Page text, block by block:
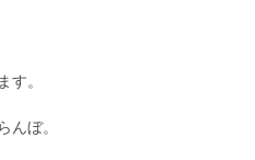
す。
んぼ。